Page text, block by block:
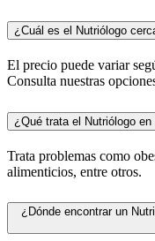
¿Cuál es el Nutriólogo
El precio puede variar
Consulta nuestras
¿Qué trata el Nutriólogo
Trata problemas como
alimenticios, entre otros.
¿Dónde encontrar un